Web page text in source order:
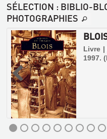
CARNETS
DE
VOYAGES
EN
FRANCE
Livre
|
Abdelouahab,
Farid
|
Sélection
SÉLECTION : BIBLIO-
PHOTOGRAPHIES
Livre |
1997.